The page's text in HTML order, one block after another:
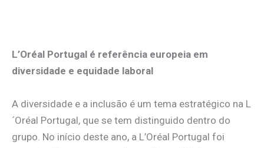
L’Oréal Portugal é referência europeia em
diversidade e equidade laboral
A diversidade e a inclusão é um tema estratégico na L
´Oréal Portugal, que se tem distinguido dentro do
grupo. No início deste ano, a L’Oréal Portugal foi